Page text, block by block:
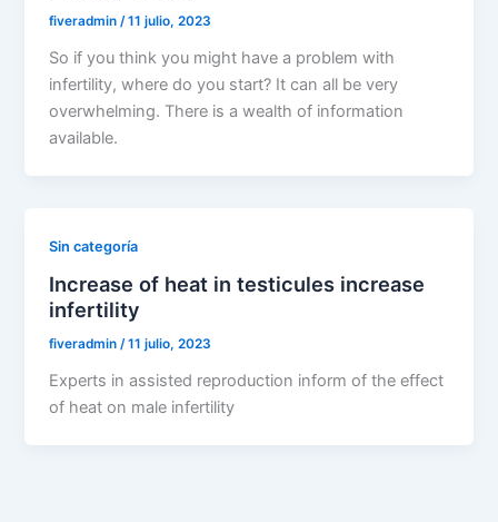
fiveradmin/11 julio, 2023
So if you think you might have a problem with
infertility, where do you start? It can all be very
overwhelming. There is a wealth of information
available.
Sin categoría
Increase of heat in testicules increase
infertility
fiveradmin/11 julio, 2023
Experts in assisted reproduction inform of the effect
of heat on male infertility